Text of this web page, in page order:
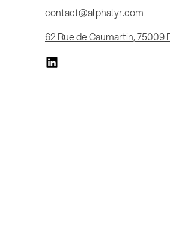
contact@alphalyr.com
62 Rue de Caumartin, 75009